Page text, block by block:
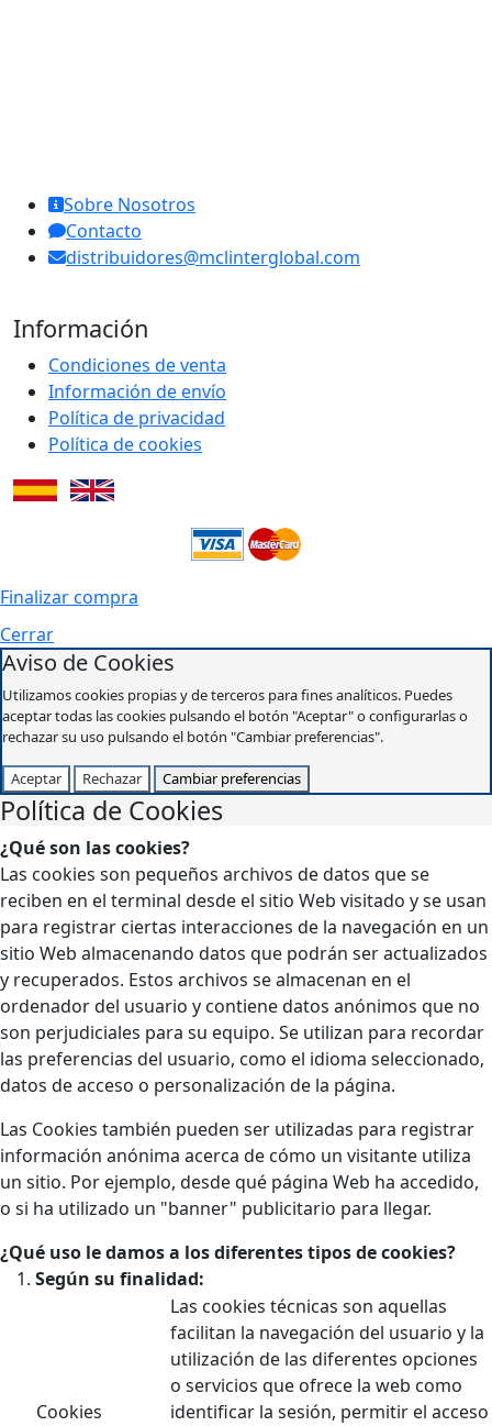
Sobre Nosotros
Contacto
distribuidores@mclinterglobal.com
Información
Condiciones de venta
Información de envío
Política de privacidad
Política de cookies
Finalizar compra
Cerrar
Aviso de Cookies
Utilizamos cookies propias y de terceros para fines analíticos. Puedes
aceptar todas las cookies pulsando el botón "Aceptar" o configurarlas o
rechazar su uso pulsando el botón "Cambiar preferencias".
Aceptar Rechazar Cambiar preferencias
Política de Cookies
¿Qué son las cookies?
Las cookies son pequeños archivos de datos que se
reciben en el terminal desde el sitio Web visitado y se usan
para registrar ciertas interacciones de la navegación en un
sitio Web almacenando datos que podrán ser actualizados
y recuperados. Estos archivos se almacenan en el
ordenador del usuario y contiene datos anónimos que no
son perjudiciales para su equipo. Se utilizan para recordar
las preferencias del usuario, como el idioma seleccionado,
datos de acceso o personalización de la página.
Las Cookies también pueden ser utilizadas para registrar
información anónima acerca de cómo un visitante utiliza
un sitio. Por ejemplo, desde qué página Web ha accedido,
o si ha utilizado un "banner" publicitario para llegar.
¿Qué uso le damos a los diferentes tipos de cookies?
Según su finalidad:
Cookies
Las cookies técnicas son aquellas
facilitan la navegación del usuario y la
utilización de las diferentes opciones
o servicios que ofrece la web como
identificar la sesión, permitir el acceso